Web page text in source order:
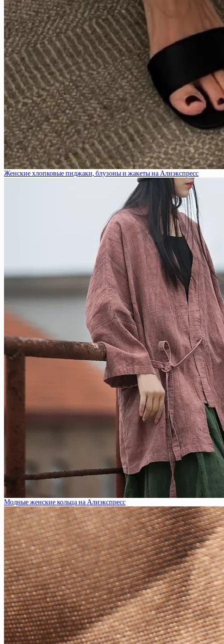
Женские хлопковые пиджаки, блузоны и жакеты на Алиэкспресс
Модные женские кольца на Алиэкспресс